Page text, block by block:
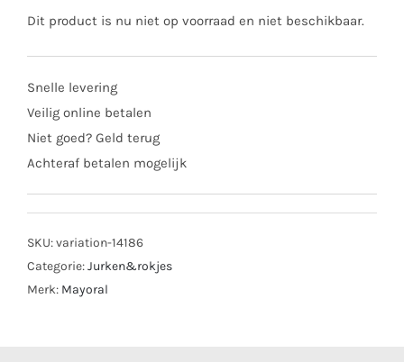
Dit product is nu niet op voorraad en niet beschikbaar.
Snelle levering
Veilig online betalen
Niet goed? Geld terug
Achteraf betalen mogelijk
SKU:variation-14186
Categorie:Jurken&rokjes
Merk: Mayoral